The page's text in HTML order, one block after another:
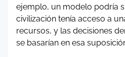
ejemplo, un modelo podría
civilización tenía acceso a
recursos, y las decisiones
se basarían en esa